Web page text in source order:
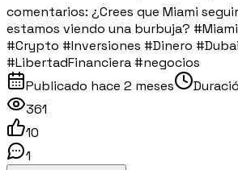
comentarios: ¿Crees que Miami
estamos viendo una burbuja?
#Crypto #Inversiones #Dinero #Dubai
#LibertadFinanciera #negocios
Publicado hace 2 meses
361
10
1